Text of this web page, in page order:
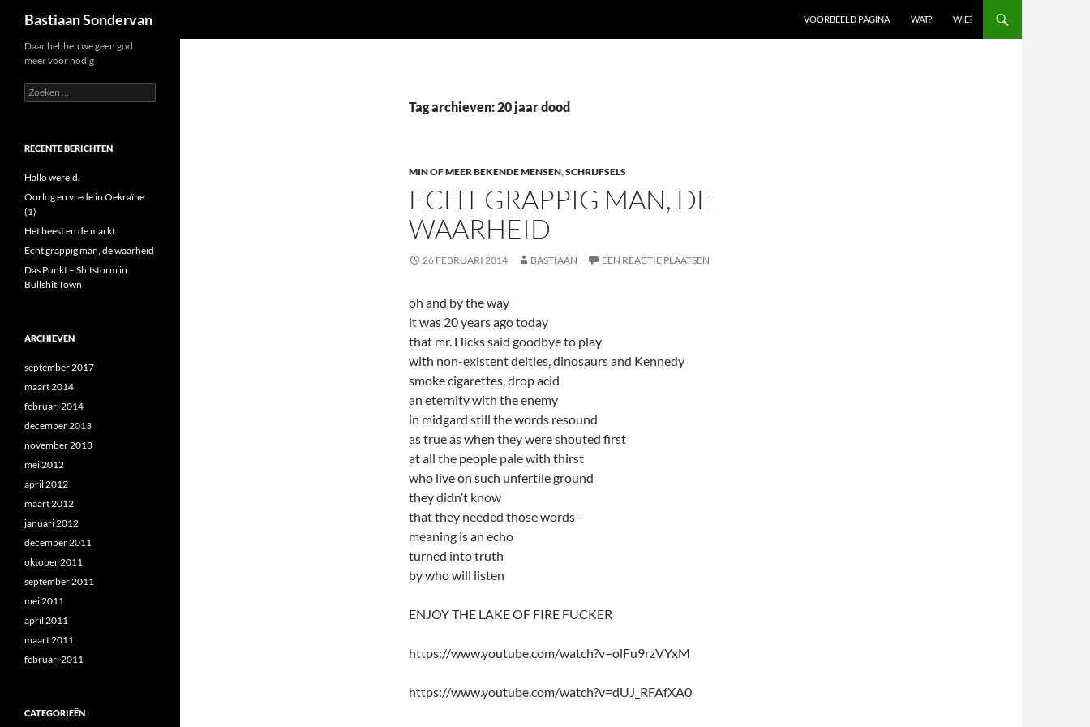
inhoud
Bastiaan Sondervan VOORBEELD PAGINA WAT? WIE?
Tag archieven: 20 jaar dood
MIN OF MEER BEKENDE MENSEN,SCHRIJFSELS
ECHT GRAPPIG MAN, DE
WAARHEID
26 FEBRUARI 2014 BASTIAAN EEN REACTIE PLAATSEN
oh and by the way
it was 20 years ago today
that mr. Hicks said goodbye to play
with non-existent deities, dinosaurs and Kennedy
smoke cigarettes, drop acid
an eternity with the enemy
in midgard still the words resound
as true as when they were shouted first
at all the people pale with thirst
who live on such unfertile ground
they didn’t know
that they needed those words –
meaning is an echo
turned into truth
by who will listen
ENJOY THE LAKE OF FIRE FUCKER
https://www.youtube.com/watch?v=olFu9rzVYxM
https://www.youtube.com/watch?v=dUJ_RFAfXA0
Daar hebben we geen god
meer voor nodig
Zoeken
naar:
RECENTE BERICHTEN
Hallo wereld.
Oorlog en vrede in Oekraïne
(1)
Het beest en de markt
Echt grappig man, de waarheid
Das Punkt – Shitstorm in
Bullshit Town
ARCHIEVEN
september 2017
maart 2014
februari 2014
december 2013
november 2013
mei 2012
april 2012
maart 2012
januari 2012
december 2011
oktober 2011
september 2011
mei 2011
april 2011
maart 2011
februari 2011
CATEGORIEËN